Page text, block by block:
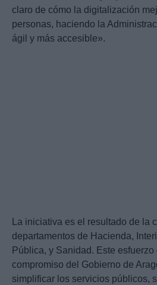
claro de cómo la digitalización
personas, haciendo la
ágil y más accesible».
La iniciativa es el resultado de la
departamentos de Hacienda,
Pública, y Sanidad. Este esfuerzo
compromiso del Gobierno de
simplificar los servicios públicos,